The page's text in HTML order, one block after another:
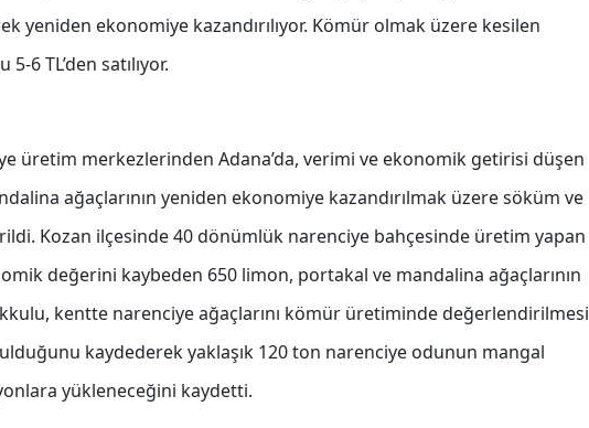
yeniden ekonomiye kazandırılıyor. Kömür olmak üzere kesilen
6 TL’den satılıyor.
üretim merkezlerinden Adana’da, verimi ve ekonomik getirisi düşen
ağaçlarının yeniden ekonomiye kazandırılmak üzere söküm ve
Kozan ilçesinde 40 dönümlük narenciye bahçesinde üretim yapan
değerini kaybeden 650 limon, portakal ve mandalina ağaçlarının
kentte narenciye ağaçlarını kömür üretiminde değerlendirilmesi
kaydederek yaklaşık 120 ton narenciye odunun mangal
yükleneceğini kaydetti.